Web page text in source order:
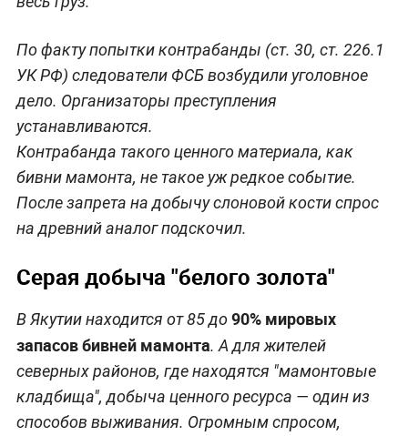
По факту попытки контрабанды (ст. 30, ст. 226.1
УК РФ) следователи ФСБ возбудили уголовное
дело. Организаторы преступления
устанавливаются.
Контрабанда такого ценного материала, как
бивни мамонта, не такое уж редкое событие.
После запрета на добычу слоновой кости спрос
на древний аналог подскочил.
Серая добыча "белого золота"
В Якутии находится от 85 до90% мировых
запасов бивней мамонта. А для жителей
северных районов, где находятся "мамонтовые
кладбища", добыча ценного ресурса — один из
способов выживания. Огромным спросом,